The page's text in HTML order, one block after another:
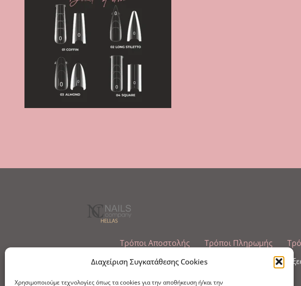
Διαχείριση Συγκατάθεσης Cookies
Χρησιμοποιούμε τεχνολογίες όπως τα cookies για την αποθήκευση ή/και την
Τρόποι Αποστολής Τρόποι Πληρωμής
Εμπόριο Ειδών Ονυχοπλαστικής, Καλλωπισμού άκρων και